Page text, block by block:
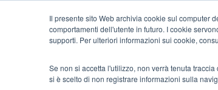
Il presente sito Web archivia cookie sul computer
comportamenti dell'utente in futuro. I cookie
supporti. Per ulteriori informazioni sui cookie,
Se non si accetta l'utilizzo, non verrà tenuta
si è scelto di non registrare informazioni sulla